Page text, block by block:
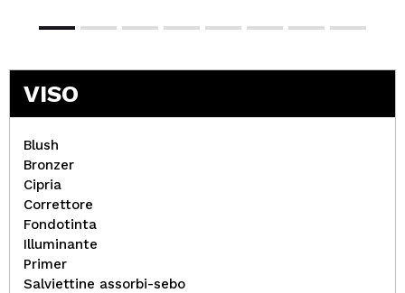
VISO
Blush
Bronzer
Cipria
Correttore
Fondotinta
Illuminante
Primer
Salviettine assorbi-sebo